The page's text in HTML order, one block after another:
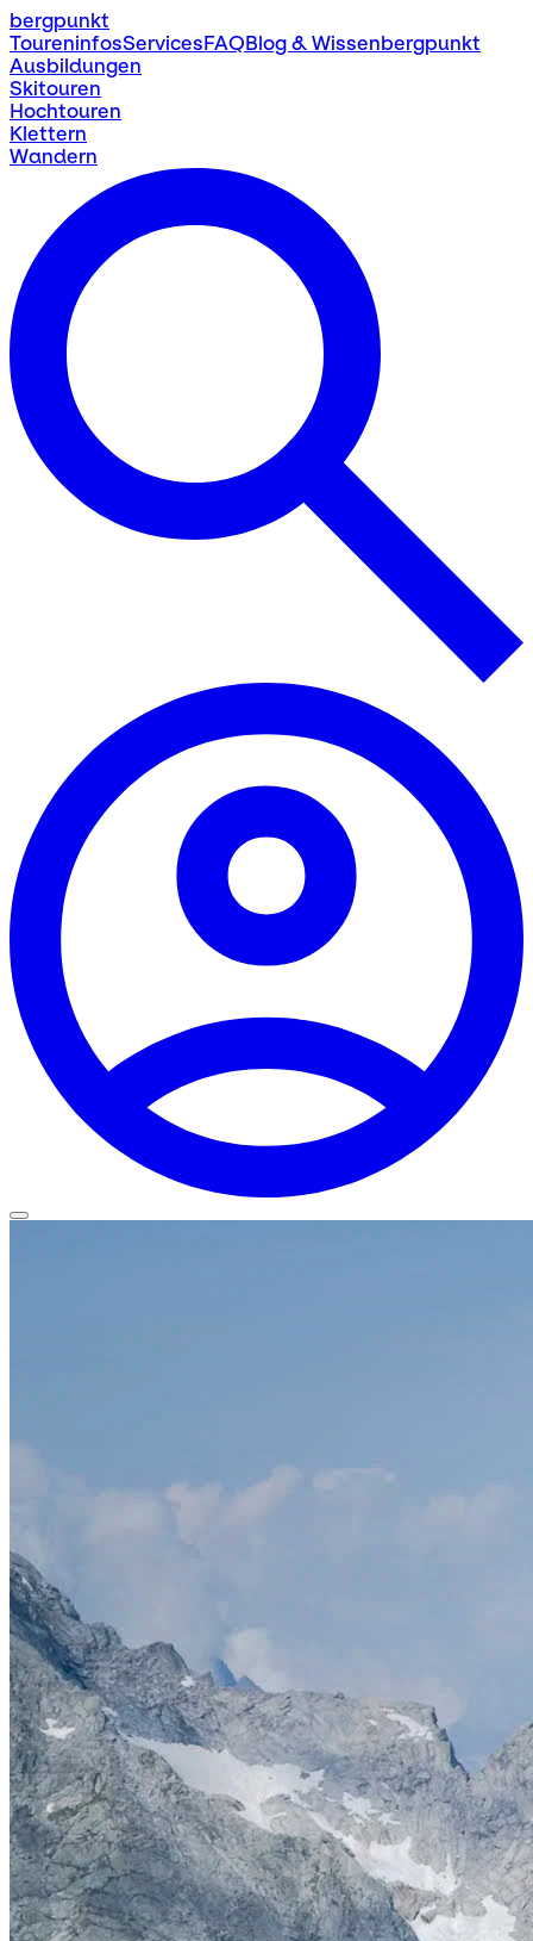
bergpunkt
ToureninfosServicesFAQBlog & Wissenbergpunkt
Ausbildungen
Skitouren
Hochtouren
Klettern
Wandern